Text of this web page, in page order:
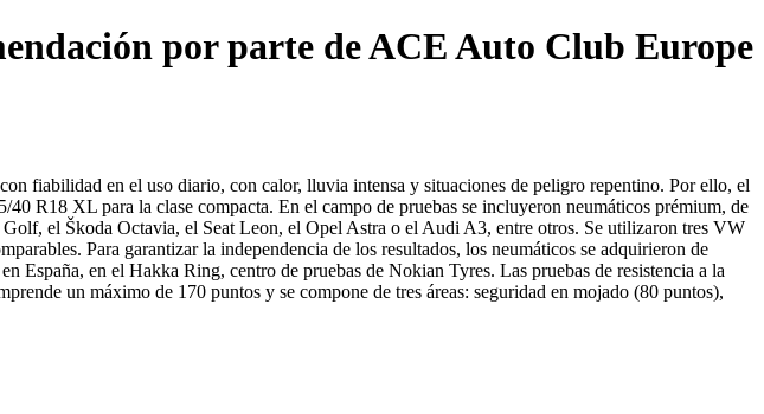
por parte de ACE Auto Club Europe
fiabilidad en el uso diario, con calor, lluvia intensa y situaciones de peligro repentino. Por ello, el
R18 XL para la clase compacta. En el campo de pruebas se incluyeron neumáticos prémium, de
el Škoda Octavia, el Seat Leon, el Opel Astra o el Audi A3, entre otros. Se utilizaron tres VW
Para garantizar la independencia de los resultados, los neumáticos se adquirieron de
España, en el Hakka Ring, centro de pruebas de Nokian Tyres. Las pruebas de resistencia a la
un máximo de 170 puntos y se compone de tres áreas: seguridad en mojado (80 puntos),